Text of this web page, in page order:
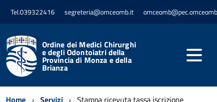
Tel.039322416 segreteria@omceomb.it
Ordine dei Medici Chirurghi
e degli Odontoiatri della
Provincia di Monza e della
Brianza
Home Servizi Stampa ricevuta tassa iscrizione